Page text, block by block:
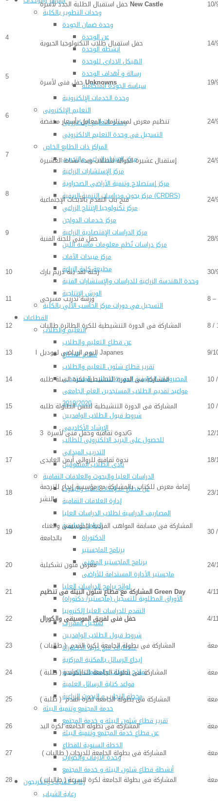
وحدات التطوير بالكلية
وحدة ضمان الجودة
عن الوحدة
أنشطة الوحدة
الهيكل الادارى للوحدة
رسالة و أهداف الوحدة
سياسة الجودة المتكاملة
وحدة الخدمات الإلكترونية
التعليم الإلكترونى
وحدة التعليم الإلكترونى
التسجيل فى وحدة التعليم الالكترونى
المراكز ذات الطابع الخاص
مركز الإرشاد الزراعي والتدريب
مركز الإستشارات الزراعية
مركز إستصلاح وتنمية الأراضى الصحراوية
مركز بحوث ودراسات التنمية الريفية (CRDRS)
مركز تكنولوجيا الإنتاج الزراعي
مركز خـدمـات الدواجن
مركز الدراسات الإقتصادية الزراعية
مركز دراسات نُظم معلومات ماشية اللبن
مركز مبيدات الآفات
مطبعة كلية الزراعة
وحدة الهندسة الزراعية للدراسات والإستشارات الفنية
الورش الإنتاجية
التسجيل في دورات مركز الحاسب الآلي بالكلية
القطاعات
التعليم والطلاب
عن قطاع التعليم والطلاب
مهام القطاع
تقرير قطاع شئون التعليم والطلاب
المصروفات الدراسية المقررة للطلاب المستجدين
مواعيد تقديم الطلاب المستجدين العام الجامعى
2019/2020
شروط قبول الطلاب الوافديين
الإرشاد الأكاديمى
للحصول على البريد الالكترونى للطالب
التدريب الميداني
نادى الطلاب المتفوقين
الدراسات العليا والبحوث والعلاقات الثقافية
عن قطاع الدراسات العليا والبحوث
إدارة العلاقات الثقافية
المصاريف الدراسية لطلاب الدراسات العليا
البرامج الدراسية
الدكتوراة
برنامج الماجستير
برنامج الماجستير المهنى
ماجستير الأدارة المستدامة للأراضى
لوائح برامج الدراسات العليا
(الأوراق المطلوبة للتسجيل (ماجستير/ دكتوراه
التقدم للدراسات العليا إلكترونيا
تسجيل المقررات
شروط قبول الطلاب الوافديين
متطلبات منح درجة الدكتوراة
إيداع الرسائل بالمكتبة المركزية
نماذج البعثات والمهمات العلمية
قواعد كتابة الرسائل العلمية
محطة التجارب و البحوث الزراعية
خدمة المجتمع وتنمية البيئة
تقرير قطاع شئون البيئة و خدمة المجتمع
عن قطاع خدمة المجتمع وتنمية البيئة
الخطة السنوية للقطاع
وحدة الأزمات والكوارث
أنشطة قطاع شئون البيئة و خدمة المجتمع
رعاية الشباب والخريجون
رعاية الشباب
New Castle
4
5 حفل فنى لأسرةUnknowns
6 تنظيم معرض لمستلزمات المعامل بأسعار مخفضة
7 إستقبال عشيرة الجوالة للطلاب وبدء نشاط العشيرة
8 فتح باب التقدم بالأبحاث الإجتماعية
9 حفل فنى للجنة الفنية
10 رحلة لمد ينة دريم بارك
11 ورشة تدريب مسرحى 8
12 المشاركة فى الدورة التنشيطية للكرة الطائرة طالبات 8 /
13 ا اليوم الرياضى لموديل Japanes 9/
14 المشاركة فى الدورة التنشيطية لكرة السلة طلبه 10
15 المشاركة فى الدورة التنشيطية لتنس الطاولة طلبه 10
16 ندوة ثقافية وحفل فنى لأسرة 3G
17 ندوة ثقافية للروائى أيمن العايدى
18
إقامة معرض للكتاب بالمشاركة مع مؤسسة إبداع للترجمة
والنشر
19
المشاركة فى مسابقة المواهب الفردية للموسيقى والغناء
بالجامعة
30
20 معرض فنون تشكيلية
21 Green Day 4/
22 حفل فنى لفريق الموسيقى والكورال 4/
23 المشاركة فى بطولة الجامعة لكرة القدم ( طالبات )
24 المشاركة فى بطولة الجامعة للتايكوندو ( طلبة )
25 المشاركة فى بطولة الجامعة لكرة القدم ( طلبة )
26 المشاركة فى بطولة الجامعة لكرة اليد
27 المشاركة فى بطولة الجامعة للدرجات ( طالبات )
28 المشاركة فى بطولة الجامعة لكرة السرعة ( طالبات )